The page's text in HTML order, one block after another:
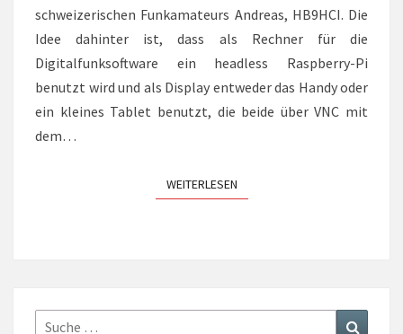
schweizerischen Funkamateurs Andreas, HB9HCI. Die
Idee dahinter ist, dass als Rechner für die
Digitalfunksoftware ein headless Raspberry-Pi
benutzt wird und als Display entweder das Handy oder
ein kleines Tablet benutzt, die beide über VNC mit
dem…
WEITERLESENWEITERLESEN
Suche